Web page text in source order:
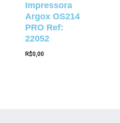
Impressora
Argox OS214
PRO Ref:
22052
R$0,00